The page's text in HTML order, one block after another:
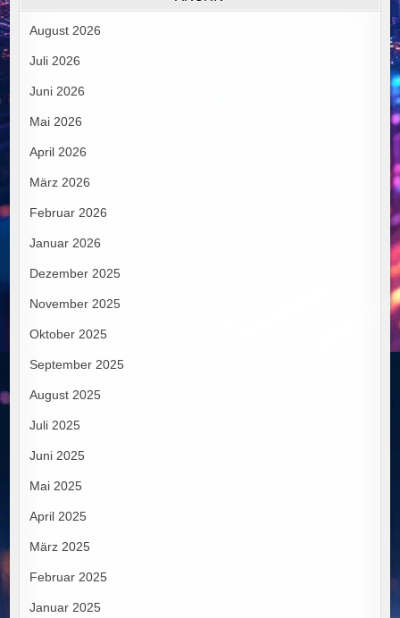
August 2026
Juli 2026
Juni 2026
Mai 2026
April 2026
März 2026
Februar 2026
Januar 2026
Dezember 2025
November 2025
Oktober 2025
September 2025
August 2025
Juli 2025
Juni 2025
Mai 2025
April 2025
März 2025
Februar 2025
Januar 2025